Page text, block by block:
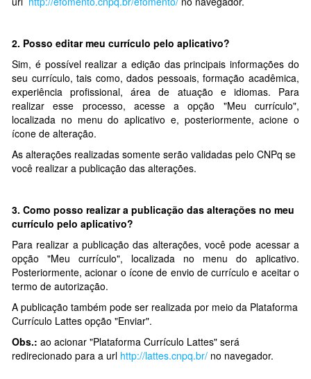
2. Posso editar meu currículo pelo aplicativo?
Sim, é possível realizar a edição das principais informações do
seu currículo, tais como, dados pessoais, formação acadêmica,
experiência profissional, área de atuação e idiomas. Para
realizar esse processo, acesse a opção "Meu currículo",
localizada no menu do aplicativo e, posteriormente, acione o
ícone de alteração.
As alterações realizadas somente serão validadas pelo CNPq se
você realizar a publicação das alterações.
3. Como posso realizar a publicação das alterações no meu
currículo pelo aplicativo?
Para realizar a publicação das alterações, você pode acessar a
opção "Meu currículo", localizada no menu do aplicativo.
Posteriormente, acionar o ícone de envio de currículo e aceitar o
termo de autorização.
A publicação também pode ser realizada por meio da Plataforma
Currículo Lattes opção "Enviar".
Obs.: ao acionar "Plataforma Currículo Lattes" será
redirecionado para a url http://lattes.cnpq.br/ no navegador.